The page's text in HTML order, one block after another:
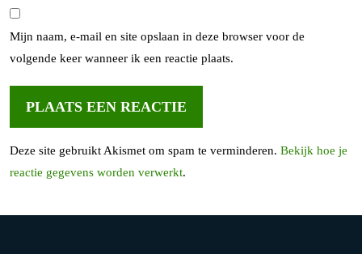
Mijn naam, e-mail en site opslaan in deze browser voor de
volgende keer wanneer ik een reactie plaats.
Deze site gebruikt Akismet om spam te verminderen. Bekijk hoe je
reactie gegevens worden verwerkt.